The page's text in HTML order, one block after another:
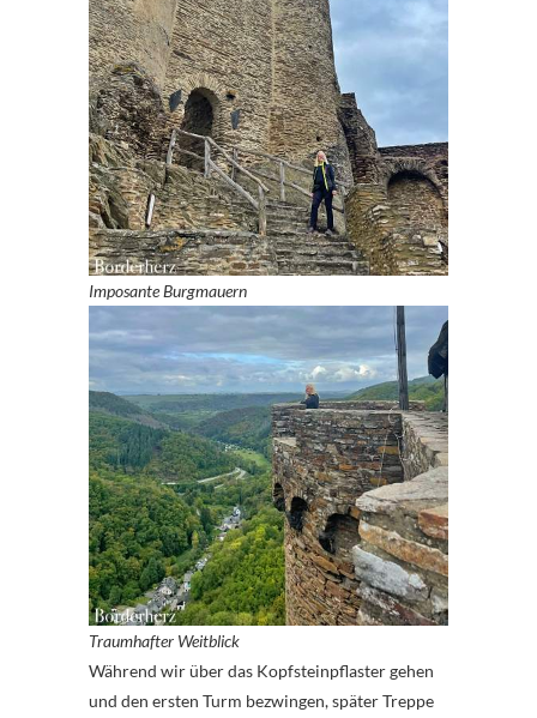
Imposante Burgmauern
Traumhafter Weitblick
Während wir über das Kopfsteinpflaster gehen
und den ersten Turm bezwingen, später Treppe